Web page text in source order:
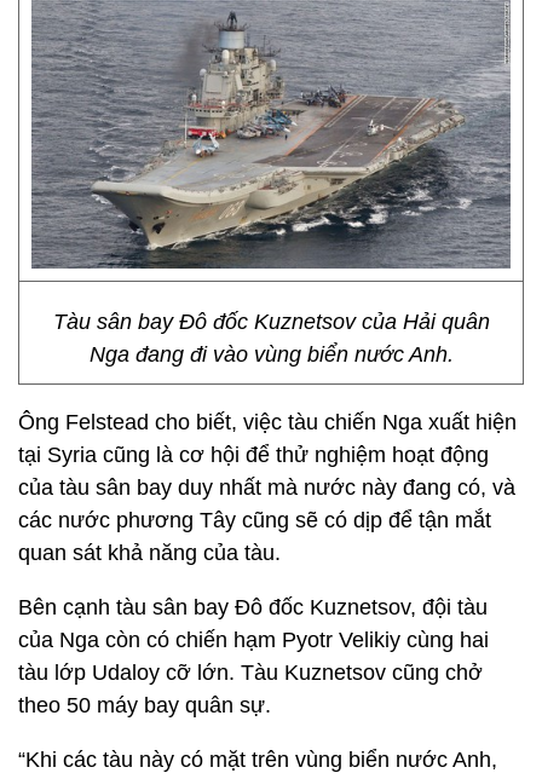
Tàu sân bay Đô đốc Kuznetsov của Hải quân
Nga đang đi vào vùng biển nước Anh.
Ông Felstead cho biết, việc tàu chiến Nga xuất hiện
tại Syria cũng là cơ hội để thử nghiệm hoạt động
của tàu sân bay duy nhất mà nước này đang có, và
các nước phương Tây cũng sẽ có dịp để tận mắt
quan sát khả năng của tàu.
Bên cạnh tàu sân bay Đô đốc Kuznetsov, đội tàu
của Nga còn có chiến hạm Pyotr Velikiy cùng hai
tàu lớp Udaloy cỡ lớn. Tàu Kuznetsov cũng chở
theo 50 máy bay quân sự.
“Khi các tàu này có mặt trên vùng biển nước Anh,